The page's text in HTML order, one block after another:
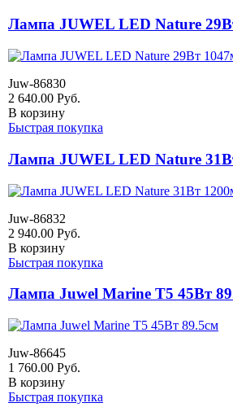
Лампа JUWEL LED Nature
Juw-86830
2 640.00 Руб.
В корзину
Быстрая покупка
Лампа JUWEL LED Nature
Juw-86832
2 940.00 Руб.
В корзину
Быстрая покупка
Лампа Juwel Marine Т5 45Вт
Juw-86645
1 760.00 Руб.
В корзину
Быстрая покупка